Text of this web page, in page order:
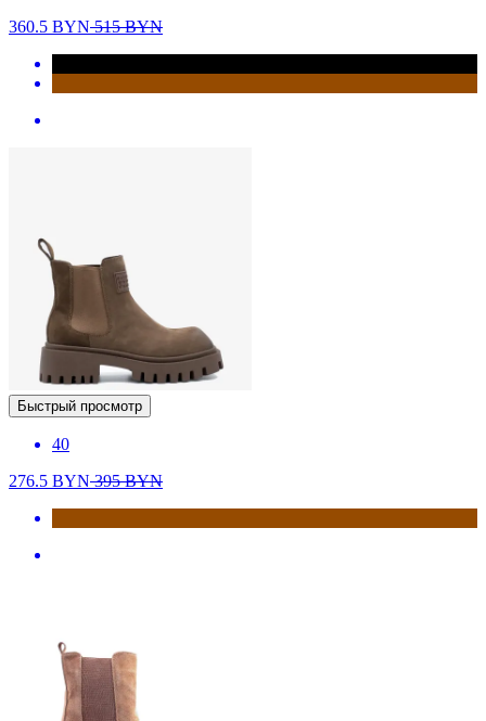
360.5 BYN515BYN
Быстрый просмотр
40
276.5 BYN395BYN